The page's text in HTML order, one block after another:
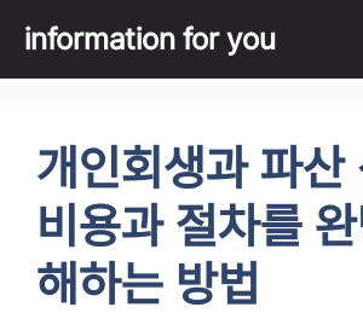
content
information for you
개인회생과 파산
비용과 절차를 완
해하는 방법